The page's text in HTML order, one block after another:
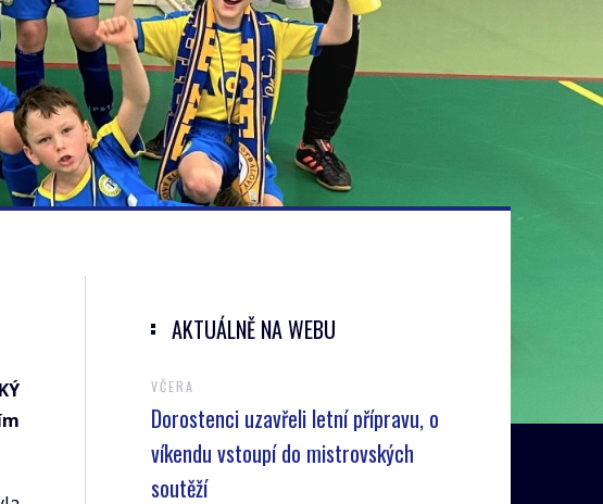
AKTUÁLNĚ NA WEBU
VČERA
Dorostenci uzavřeli letní přípravu, o
víkendu vstoupí do mistrovských
soutěží